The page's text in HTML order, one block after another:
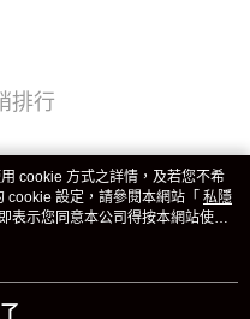
排行
cookie 方式之詳情，及若您不希
cookie 設定，請參閱本網站「 私隱
表示您同意本公司得按本網站使用